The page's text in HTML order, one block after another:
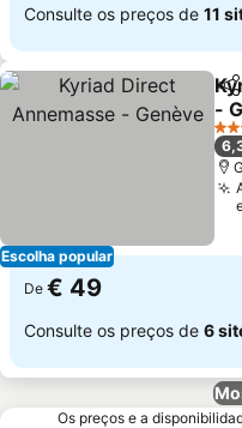
Consulte os preços de 11
Escolha popular
-
3
De € 49
Consulte os preços de 6
Os preços e a